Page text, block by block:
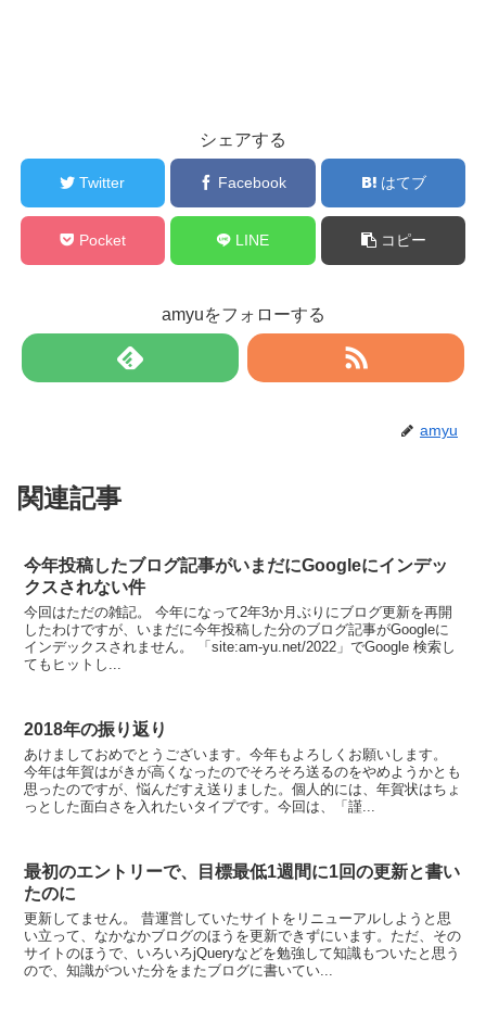
シェアする
Twitter Facebook はてブ
Pocket LINE コピー
amyuをフォローする
amyu
関連記事
今年投稿したブログ記事がいまだにGoogleにインデッ
クスされない件
今回はただの雑記。 今年になって2年3か月ぶりにブログ更新を再開
したわけですが、いまだに今年投稿した分のブログ記事がGoogleに
インデックスされません。 「site:am-yu.net/2022」でGoogle 検索し
てもヒットし...
2018年の振り返り
あけましておめでとうございます。今年もよろしくお願いします。
今年は年賀はがきが高くなったのでそろそろ送るのをやめようかとも
思ったのですが、悩んだすえ送りました。個人的には、年賀状はちょ
っとした面白さを入れたいタイプです。今回は、「謹...
最初のエントリーで、目標最低1週間に1回の更新と書い
たのに
更新してません。 昔運営していたサイトをリニューアルしようと思
い立って、なかなかブログのほうを更新できずにいます。ただ、その
サイトのほうで、いろいろjQueryなどを勉強して知識もついたと思う
ので、知識がついた分をまたブログに書いてい...